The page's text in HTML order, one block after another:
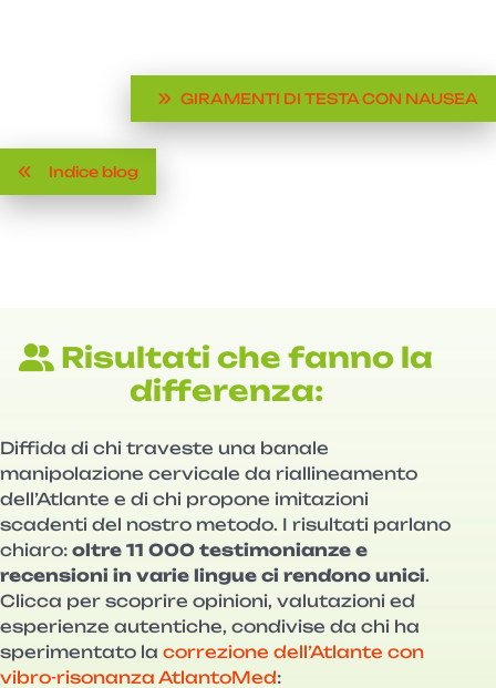
Indice blog
GIRAMENTI DI TESTA CON NAUSEA
Risultati che fanno la
differenza:
Diffida di chi traveste una banale
manipolazione cervicale da riallineamento
dell’Atlante e di chi propone imitazioni
scadenti del nostro metodo. I risultati parlano
chiaro: oltre 11 000 testimonianze e
recensioni in varie lingue ci rendono unici.
Clicca per scoprire opinioni, valutazioni ed
esperienze autentiche, condivise da chi ha
sperimentato la correzione dell’Atlante con
vibro-risonanza AtlantoMed: